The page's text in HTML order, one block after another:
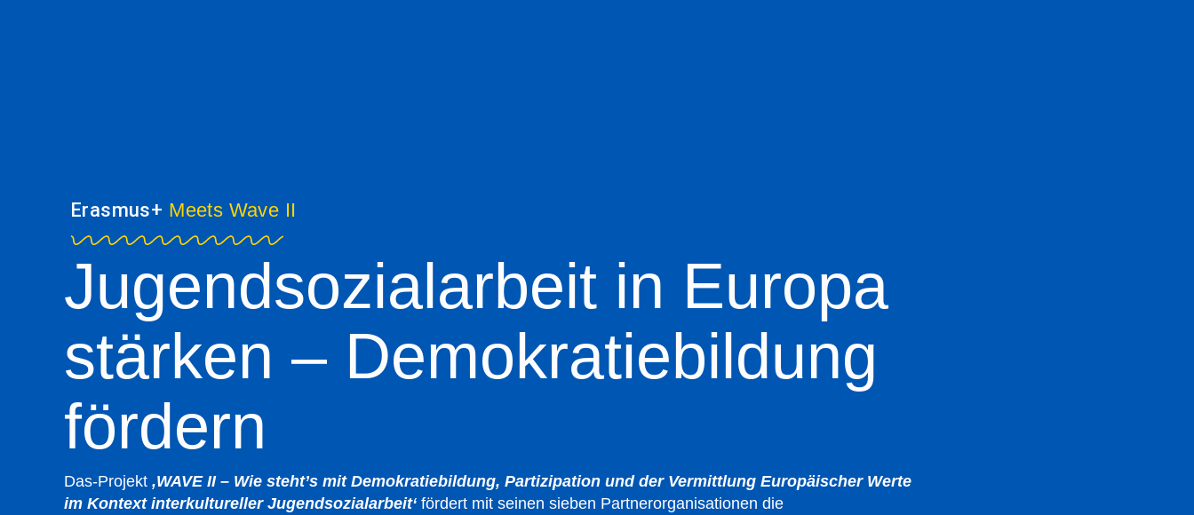
Erasmus+ Meets Wave II
Jugendsozialarbeit in Europa
stärken – Demokratiebildung
fördern
Das-Projekt ‚WAVE II – Wie steht’s mit Demokratiebildung, Partizipation und der Vermittlung Europäischer Werte
im Kontext interkultureller Jugendsozialarbeit‘ fördert mit seinen sieben Partnerorganisationen die